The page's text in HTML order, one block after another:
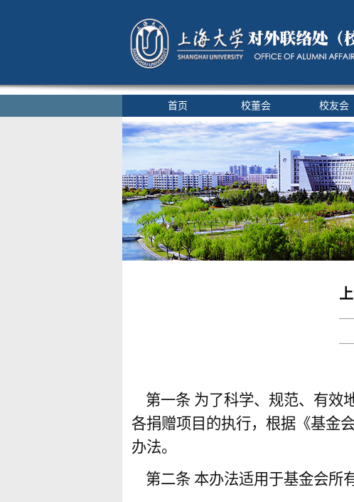
首页 校董会 校友会
第一条 为了科学、规范、有效
各捐赠项目的执行，根据《基金
办法。
第二条 本办法适用于基金会所